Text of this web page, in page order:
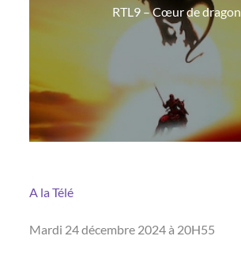
RTL9 – Cœur de dragon
A la Télé
Mardi 24 décembre 2024 à 20H55